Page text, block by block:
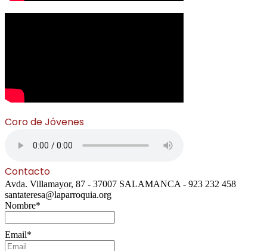
Coro de Jóvenes
Contacto
Avda. Villamayor, 87 - 37007 SALAMANCA - 923 232 458
santateresa@laparroquia.org
Nombre*
Email*